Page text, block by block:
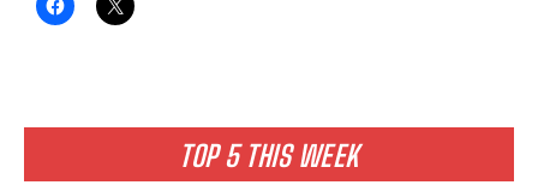
TOP 5 THIS WEEK